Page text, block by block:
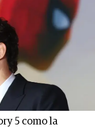
5 como la